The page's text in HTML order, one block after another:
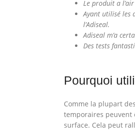
Le produit a l’air
Ayant utilisé les
l’Adiseal.
Adiseal m’a
Des tests
Pourquoi
Comme la plupart
temporaires peuvent
surface. Cela peut